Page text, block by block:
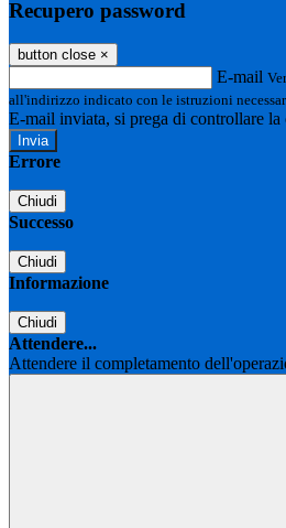
Recupero password
button close ×
E-mail
all'indirizzo indicato con le istruzioni
E-mail inviata, si prega di controllare la
Errore
Chiudi
Successo
Chiudi
Informazione
Chiudi
Attendere...
Attendere il completamento